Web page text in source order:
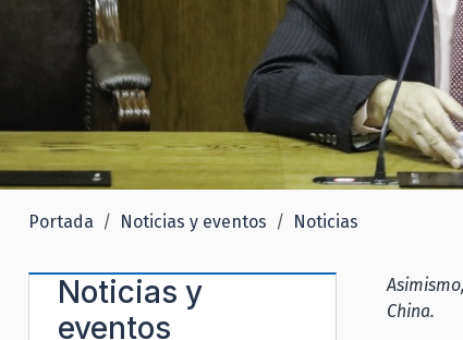
Portada Noticias y eventos Noticias
China.
Noticias y
eventos